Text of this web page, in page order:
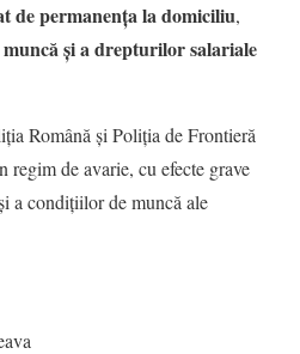
de permanența la domiciliu,
și a drepturilor salariale
Română și Poliția de Frontieră
regim de avarie, cu efecte grave
a condițiilor de muncă ale